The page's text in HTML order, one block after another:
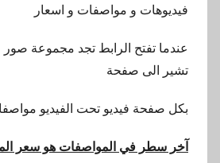
فيديوهات و مواصفات و اسعار
عندما تفتح الرابط تجد مجموعة
تشير الى صفحة
بكل صفحة فيديو تحت الفيديو
آخر سطر في المواصفات هو سعر